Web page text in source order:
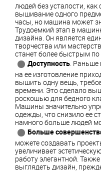
людей без усталости,
вышивание одного
часы, но машина может
Трудоемкий этап в
дизайна. Он является
творчества или
станет более быстрым
Доступность. Раньше
на ее изготовление
вышить одну вещь,
времени. Это сделало
роскошью для бедного
Машины значительно
одежды, что снизило ее
намного больше людей
Больше
можете создавать
увеличивает
работу элегантной.
выглядеть дизайн,